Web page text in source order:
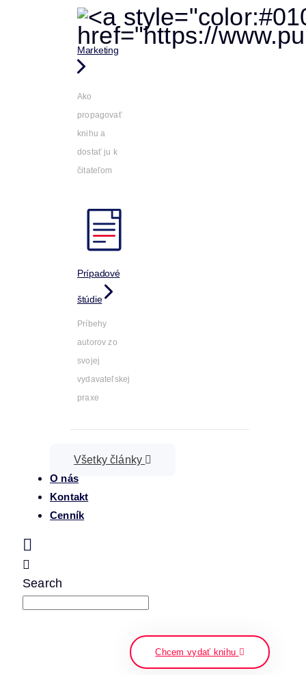
Marketing
Ako
propagovať
knihu a
dostať ju k
čitateľom
Prípadové
štúdie
Príbehy
autorov zo
svojej
vydavateľskej
praxe
Všetky články
O nás
Kontakt
Cenník
Search
Chcem vydať knihu